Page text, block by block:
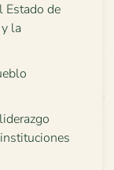
Estado de
la